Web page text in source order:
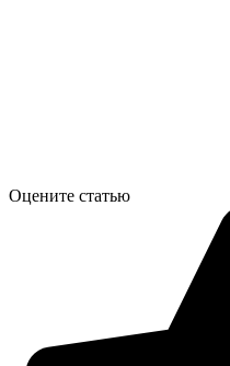
Оцените статью